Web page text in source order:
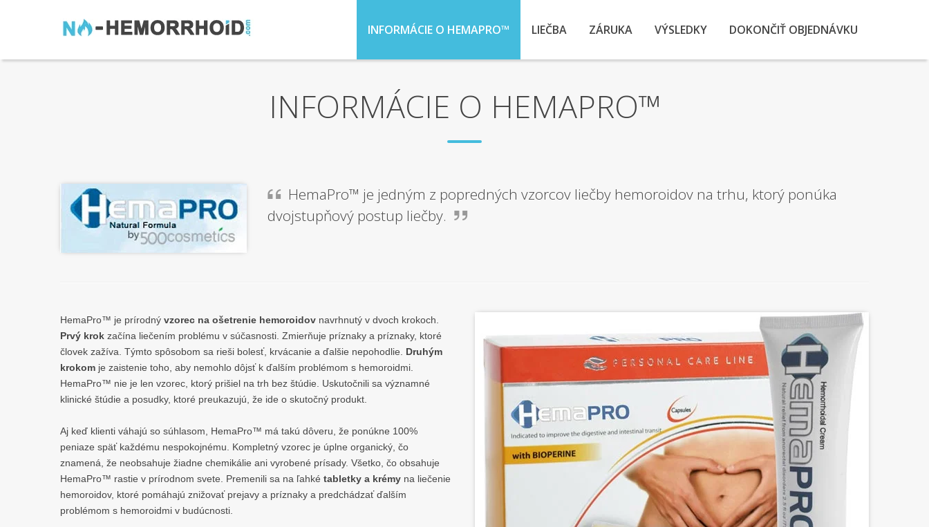
INFORMÁCIE O HEMAPRO™ LIEČBA ZÁRUKA VÝSLEDKY DOKONČIŤ OBJEDNÁVKU
INFORMÁCIE O HEMAPRO™
HemaPro™ je jedným z popredných vzorcov liečby hemoroidov na trhu, ktorý ponúka
dvojstupňový postup liečby.
HemaPro™ je prírodný vzorec na ošetrenie hemoroidov navrhnutý v dvoch krokoch.
Prvý krok začína liečením problému v súčasnosti. Zmierňuje príznaky a príznaky, ktoré
človek zažíva. Týmto spôsobom sa rieši bolesť, krvácanie a ďalšie nepohodlie. Druhým
krokom je zaistenie toho, aby nemohlo dôjsť k ďalším problémom s hemoroidmi.
HemaPro™ nie je len vzorec, ktorý prišiel na trh bez štúdie. Uskutočnili sa významné
klinické štúdie a posudky, ktoré preukazujú, že ide o skutočný produkt.
Aj keď klienti váhajú so súhlasom, HemaPro™ má takú dôveru, že ponúkne 100%
peniaze späť každému nespokojnému. Kompletný vzorec je úplne organický, čo
znamená, že neobsahuje žiadne chemikálie ani vyrobené prísady. Všetko, čo obsahuje
HemaPro™ rastie v prírodnom svete. Premenili sa na ľahké tabletky a krémy na liečenie
hemoroidov, ktoré pomáhajú znižovať prejavy a príznaky a predchádzať ďalším
problémom s hemoroidmi v budúcnosti.